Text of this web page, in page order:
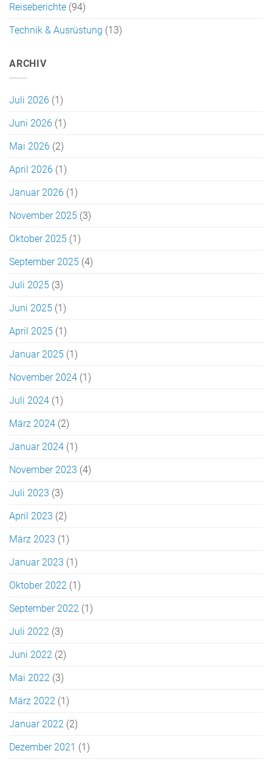
Reiseberichte (94)
Technik & Ausrüstung (13)
ARCHIV
Juli 2026 (1)
Juni 2026 (1)
Mai 2026 (2)
April 2026 (1)
Januar 2026 (1)
November 2025 (3)
Oktober 2025 (1)
September 2025 (4)
Juli 2025 (3)
Juni 2025 (1)
April 2025 (1)
Januar 2025 (1)
November 2024 (1)
Juli 2024 (1)
März 2024 (2)
Januar 2024 (1)
November 2023 (4)
Juli 2023 (3)
April 2023 (2)
März 2023 (1)
Januar 2023 (1)
Oktober 2022 (1)
September 2022 (1)
Juli 2022 (3)
Juni 2022 (2)
Mai 2022 (3)
März 2022 (1)
Januar 2022 (2)
Dezember 2021 (1)